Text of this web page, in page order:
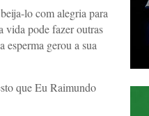
lo com alegria para
vida pode fazer outras
esperma gerou a sua
que Eu Raimundo